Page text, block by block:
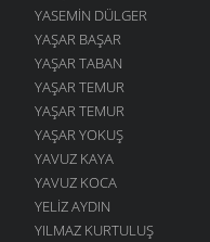
YASEMIN DÜLGER
YAŞAR BAŞAR
YAŞAR TABAN
YAŞAR TEMUR
YAŞAR TEMUR
YAŞAR YOKUŞ
YAVUZ KAYA
YAVUZ KOCA
YELIZ AYDIN
YILMAZ KURTULUŞ